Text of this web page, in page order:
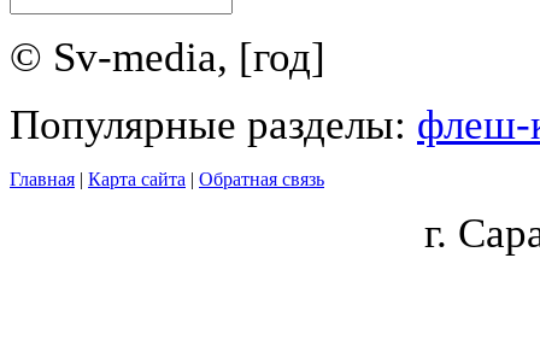
© Sv-media, [год]
Популярные разделы: флеш-
Главная | Карта сайта | Обратная связь
г.